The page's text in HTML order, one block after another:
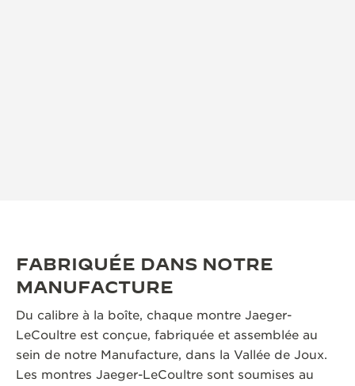
FABRIQUÉE DANS NOTRE
MANUFACTURE
Du calibre à la boîte, chaque montre Jaeger-
LeCoultre est conçue, fabriquée et assemblée au
sein de notre Manufacture, dans la Vallée de Joux.
Les montres Jaeger-LeCoultre sont soumises au